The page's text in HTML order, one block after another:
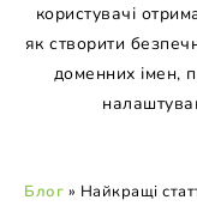
користувачі
як створити
доменних імен,
Блог » Найкращі